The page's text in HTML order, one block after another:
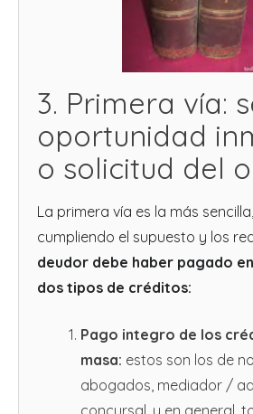
3. Primera vía:
oportunidad
o solicitud del
La primera vía es la más
cumpliendo el supuesto y los
deudor debe haber pagado
dos tipos de créditos:
Pago integro de los
masa: estos son los de
abogados, mediador /